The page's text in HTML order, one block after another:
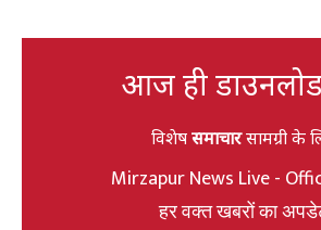
आज ही
विशेषसमाचारसामग्री के
Mirzapur News Live -
हर वक्त खबरों का